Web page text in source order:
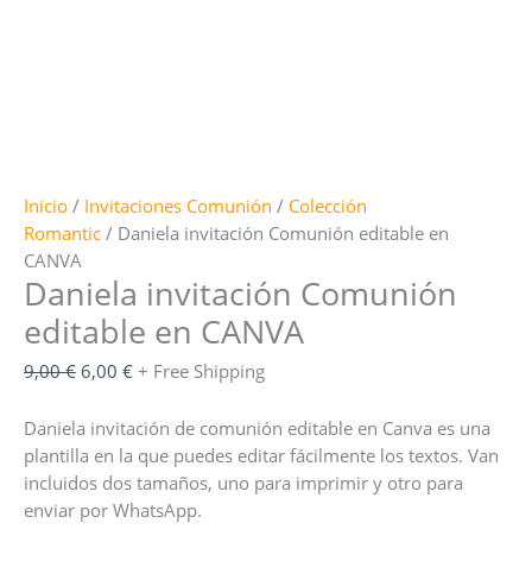
Inicio / Invitaciones Comunión / Colección
Romantic / Daniela invitación Comunión editable en
CANVA
Daniela invitación Comunión
editable en CANVA
9,00€ El
original
era:
9,00 €.
6,00 €El
actual
es:
6,00 €.
+ Free Shipping
Daniela invitación de comunión editable en Canva es una
plantilla en la que puedes editar fácilmente los textos. Van
incluidos dos tamaños, uno para imprimir y otro para
enviar por WhatsApp.